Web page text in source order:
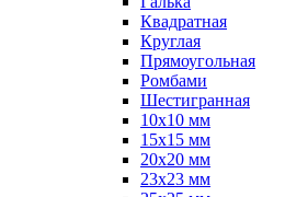
Квадратная
Круглая
Прямоугольная
Ромбами
Шестигранная
10х10 мм
15х15 мм
20х20 мм
23х23 мм